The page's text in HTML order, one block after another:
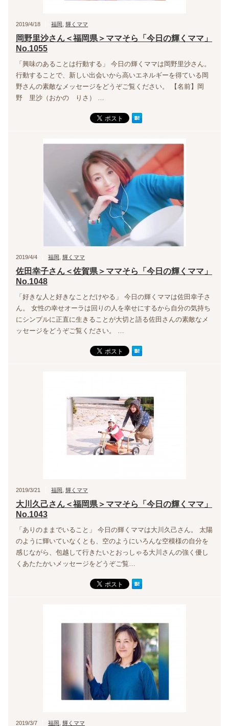
2019/4/18 福岡 輝くママ
岡野里沙さん＜福岡県＞ママそら「今日の輝くママ」
No.1055
「興味のあることは行動する」 今日の輝くママは岡野里沙さん。
行動することで、新しい出会いから高いエネルギーを得ている岡
野さんの素敵なメッセージをどうぞご覧ください。 【名前】岡
野 里沙（おかの りさ） …
2019/4/4 福岡 輝くママ
佐田幸子さん＜佐賀県＞ママそら「今日の輝くママ」
No.1048
「好きな人と好きなことだけやる」 今日の輝くママは佐田幸子さ
ん。 女性の幸せオーラは回りの人を幸せにするから自分の気持ち
にシンプルに正直に生きることが大切と語る佐田さんの素敵なメ
ッセージをどうぞご覧ください。 …
2019/3/21 福岡 輝くママ
大川久己さん＜福岡県＞ママそら「今日の輝くママ」
No.1043
「ありのままでいること」 今日の輝くママは大川久己さん。 太陽
のように輝いていなくとも、空のようにいろんな空模様の自分を
感じながら、包越して行きたいとおっしゃる大川さんの強く優し
くあたたかいメッセージをどうぞご覧…
2019/3/7 福岡 輝くママ